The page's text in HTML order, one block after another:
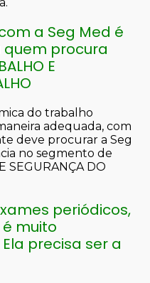
a Seg Med é
procura
E
do trabalho
adequada, com
deve procurar a Seg
no segmento de
SEGURANÇA DO
periódicos,
muito
precisa ser a